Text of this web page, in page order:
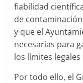
fiabilidad
de
y que el
necesarias para
los límites
Por todo ello, el